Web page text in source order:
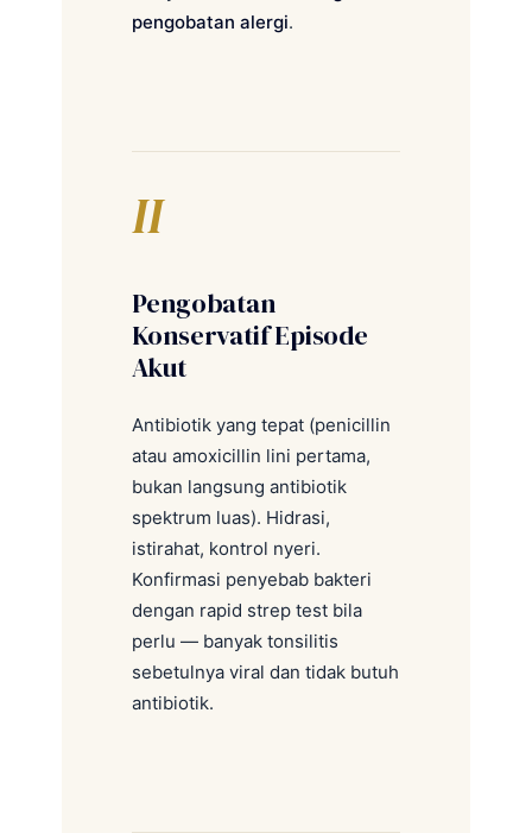
pengobatan alergi.
II
Pengobatan
Konservatif Episode
Akut
Antibiotik yang tepat (penicillin
atau amoxicillin lini pertama,
bukan langsung antibiotik
spektrum luas). Hidrasi,
istirahat, kontrol nyeri.
Konfirmasi penyebab bakteri
dengan rapid strep test bila
perlu — banyak tonsilitis
sebetulnya viral dan tidak butuh
antibiotik.